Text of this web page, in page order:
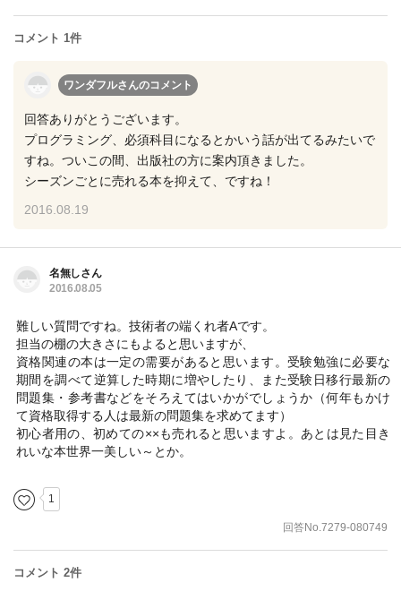
コメント 1件
ワンダフルさんのコメント
回答ありがとうございます。
プログラミング、必須科目になるとかいう話が出てるみたいで
すね。ついこの間、出版社の方に案内頂きました。
シーズンごとに売れる本を抑えて、ですね！
2016.08.19
名無しさん
2016.08.05
難しい質問ですね。技術者の端くれ者Aです。
担当の棚の大きさにもよると思いますが、
資格関連の本は一定の需要があると思います。受験勉強に必要な
期間を調べて逆算した時期に増やしたり、また受験日移行最新の
問題集・参考書などをそろえてはいかがでしょうか（何年もかけ
て資格取得する人は最新の問題集を求めてます）
初心者用の、初めての××も売れると思いますよ。あとは見た目き
れいな本世界一美しい～とか。
1
回答No.7279-080749
コメント 2件